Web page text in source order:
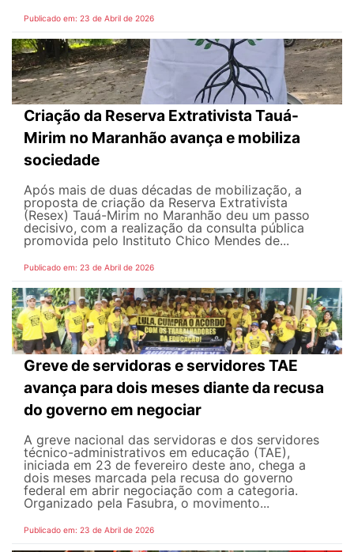
Publicado em: 23 de Abril de 2026
Criação da Reserva Extrativista Tauá-
Mirim no Maranhão avança e mobiliza
sociedade
Após mais de duas décadas de mobilização, a
proposta de criação da Reserva Extrativista
(Resex) Tauá-Mirim no Maranhão deu um passo
decisivo, com a realização da consulta pública
promovida pelo Instituto Chico Mendes de...
Publicado em: 23 de Abril de 2026
Greve de servidoras e servidores TAE
avança para dois meses diante da recusa
do governo em negociar
A greve nacional das servidoras e dos servidores
técnico-administrativos em educação (TAE),
iniciada em 23 de fevereiro deste ano, chega a
dois meses marcada pela recusa do governo
federal em abrir negociação com a categoria.
Organizado pela Fasubra, o movimento...
Publicado em: 23 de Abril de 2026